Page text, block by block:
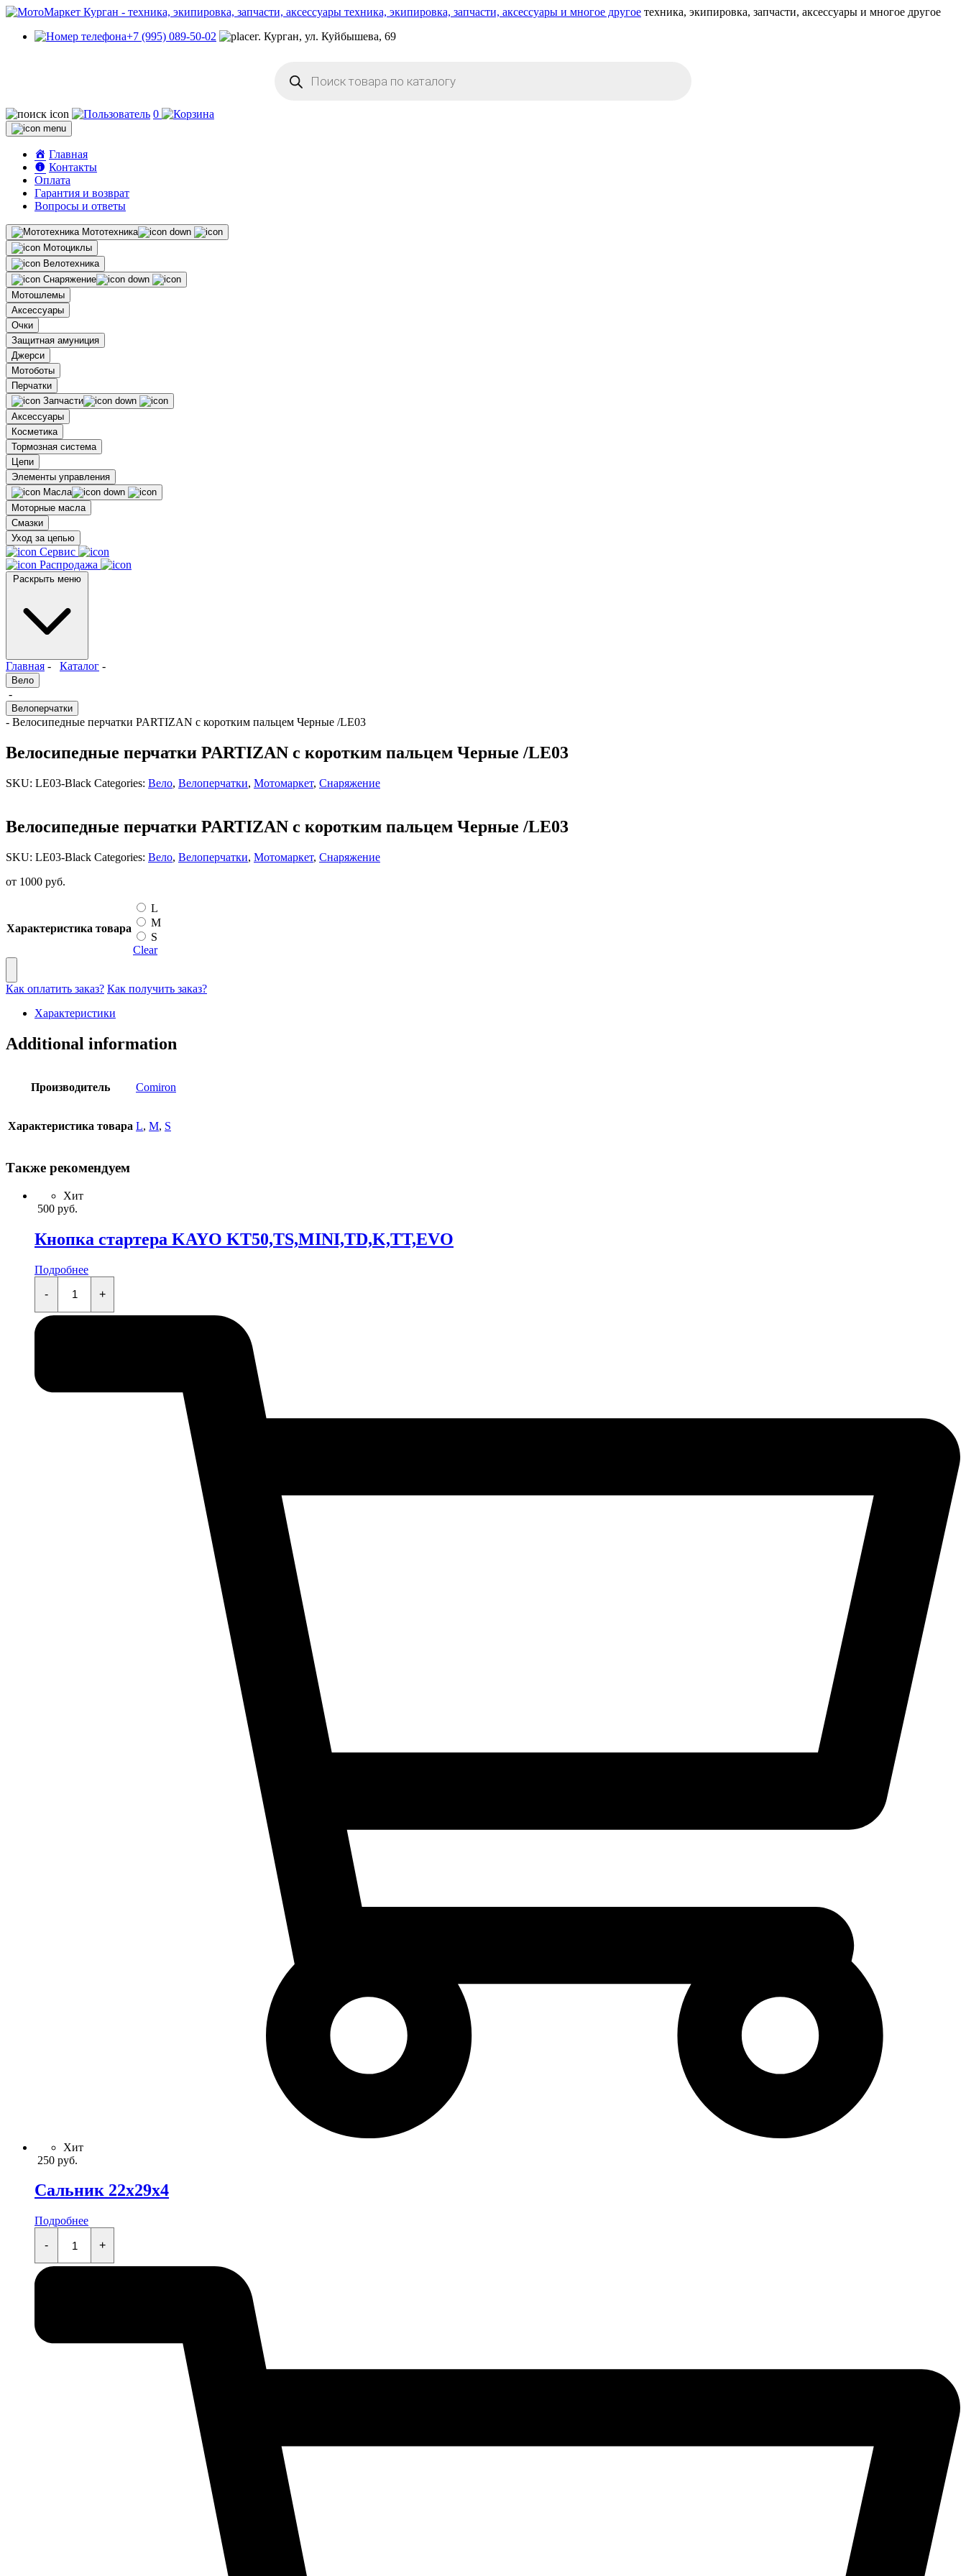
техника, экипировка, запчасти, аксессуары и многое другое
+7 (995) 089-50-02
г. Курган, ул. Куйбышева, 69
товаров
0
Главная
Контакты
Оплата
Гарантия и возврат
Вопросы и ответы
Мототехника
Мотоциклы
Велотехника
Снаряжение
Мотошлемы
Аксессуары
Очки
Защитная амуниция
Джерси
Мотоботы
Перчатки
Запчасти
Аксессуары
Косметика
Тормозная система
Цепи
Элементы управления
Масла
Моторные масла
Смазки
Уход за цепью
Сервис
Распродажа
Главная - Каталог -
Вело
-
Велоперчатки
- Велосипедные перчатки PARTIZAN с коротким пальцем Черные /LE03
Велосипедные перчатки PARTIZAN с коротким пальцем Черные /LE03
SKU: LE03-Black Categories: Вело, Велоперчатки, Мотомаркет, Снаряжение
Велосипедные перчатки PARTIZAN с коротким пальцем Черные /LE03
SKU: LE03-Black Categories: Вело, Велоперчатки, Мотомаркет, Снаряжение
от 1000 руб.
Характеристика товара
L
M
S
Clear
Как оплатить заказ? Как получить заказ?
Характеристики
Additional information
Производитель Comiron
Характеристика товара L, M, S
Также рекомендуем
Хит
500 руб.
Кнопка стартера KAYO KT50,TS,MINI,TD,K,TT,EVO
Подробнее
-
стартера
KT50,TS,MINI,TD,K,TT,EVO
+
Хит
250 руб.
Сальник 22x29x4
Подробнее
-
22x29x4 +